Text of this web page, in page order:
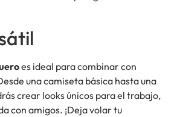
es ideal para combinar con
una camiseta básica hasta una
crear looks únicos para el trabajo,
con amigos. ¡Deja volar tu